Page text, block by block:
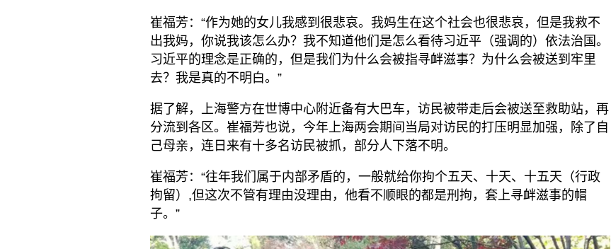
崔福芳：“作为她的女儿我感到很悲哀。我妈生在这个社会也很悲哀，但是我救不
出我妈，你说我该怎么办？我不知道他们是怎么看待习近平（强调的）依法治国。
习近平的理念是正确的，但是我们为什么会被指寻衅滋事？为什么会被送到牢里
去？我是真的不明白。”
据了解，上海警方在世博中心附近备有大巴车，访民被带走后会被送至救助站，再
分流到各区。崔福芳也说，今年上海两会期间当局对访民的打压明显加强，除了自
己母亲，连日来有十多名访民被抓，部分人下落不明。
崔福芳：“往年我们属于内部矛盾的，一般就给你拘个五天、十天、十五天（行政
拘留）,但这次不管有理由没理由，他看不顺眼的都是刑拘，套上寻衅滋事的帽
子。”